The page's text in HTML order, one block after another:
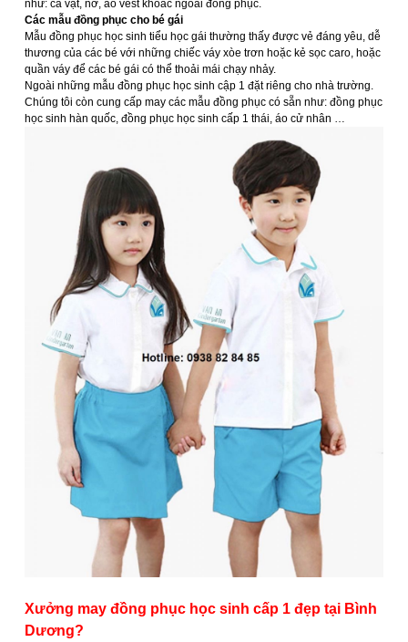
như: cà vạt, nơ, áo vest khoác ngoài đồng phục.
Các mẫu đồng phục cho bé gái
Mẫu đồng phục học sinh tiểu học gái thường thấy được vẻ đáng yêu, dễ
thương của các bé với những chiếc váy xòe trơn hoặc kẻ sọc caro, hoặc
quần váy để các bé gái có thể thoải mái chạy nhảy.
Ngoài những mẫu đồng phục học sinh cập 1 đặt riêng cho nhà trường.
Chúng tôi còn cung cấp may các mẫu đồng phục có sẵn như: đồng phục
học sinh hàn quốc, đồng phục học sinh cấp 1 thái, áo cử nhân …
Xưởng may đồng phục học sinh cấp 1 đẹp tại Bình
Dương?